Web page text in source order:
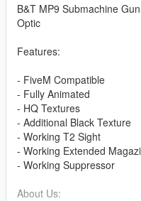
B&T MP9 Submachine
Optic
Features:
- FiveM Compatible
- Fully Animated
- HQ Textures
- Additional Black Texture
- Working T2 Sight
- Working Extended
- Working Suppressor
About Us: